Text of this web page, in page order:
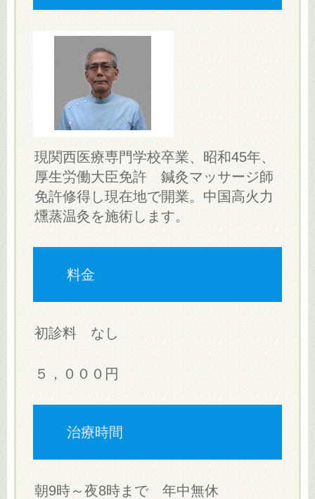
現関西医療専門学校卒業、昭和45年、
厚生労働大臣免許 鍼灸マッサージ師
免許修得し現在地で開業。中国高火力
燻蒸温灸を施術します。
料金
初診料 なし
５，０００円
治療時間
朝9時～夜8時まで 年中無休